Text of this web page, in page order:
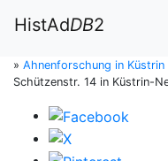
HistAdDB2
» Ahnenforschung in Küstrin
Schützenstr. 14 in Küstrin-